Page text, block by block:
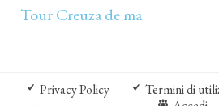
Tour Creuza de ma
Privacy Policy Termini di